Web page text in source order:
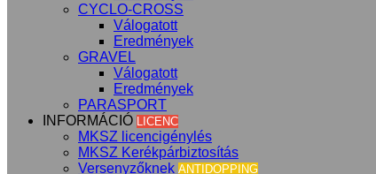
CYCLO-CROSS
Válogatott
Eredmények
GRAVEL
Válogatott
Eredmények
PARASPORT
INFORMÁCIÓ LICENC
MKSZ licencigénylés
MKSZ Kerékpárbiztosítás
Versenyzőknek ANTIDOPPING